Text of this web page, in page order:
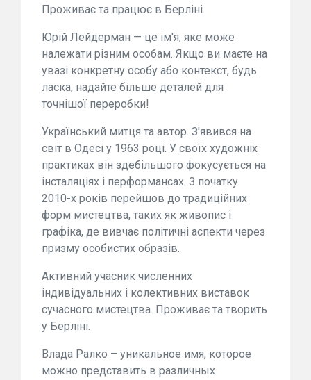
Проживає та працює в Берліні.
Юрій Лейдерман — це ім'я, яке може
належати різним особам. Якщо ви маєте на
увазі конкретну особу або контекст, будь
ласка, надайте більше деталей для
точнішої переробки!
Український митця та автор. З'явився на
світ в Одесі у 1963 році. У своїх художніх
практиках він здебільшого фокусується на
інсталяціях і перформансах. З початку
2010-х років перейшов до традиційних
форм мистецтва, таких як живопис і
графіка, де вивчає політичні аспекти через
призму особистих образів.
Активний учасник численних
індивідуальних і колективних виставок
сучасного мистецтва. Проживає та творить
у Берліні.
Влада Ралко – уникальное имя, которое
можно представить в различных